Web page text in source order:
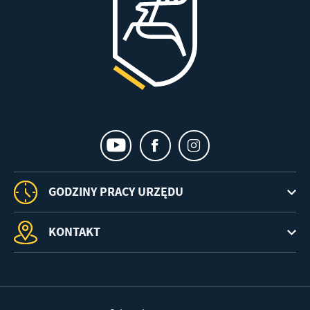
GODZINY PRACY URZĘDU
KONTAKT
treści w postaci wiadomości, ofert, komunikatów mediów